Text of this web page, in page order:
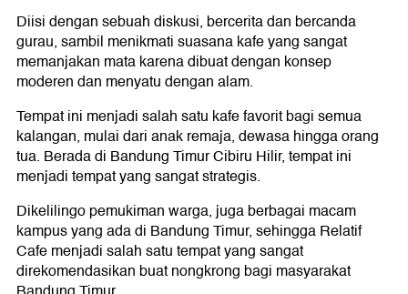
Diisi dengan sebuah diskusi, bercerita dan bercanda
gurau, sambil menikmati suasana kafe yang sangat
memanjakan mata karena dibuat dengan konsep
moderen dan menyatu dengan alam.
Tempat ini menjadi salah satu kafe favorit bagi semua
kalangan, mulai dari anak remaja, dewasa hingga orang
tua. Berada di Bandung Timur Cibiru Hilir, tempat ini
menjadi tempat yang sangat strategis.
Dikelilingo pemukiman warga, juga berbagai macam
kampus yang ada di Bandung Timur, sehingga Relatif
Cafe menjadi salah satu tempat yang sangat
direkomendasikan buat nongkrong bagi masyarakat